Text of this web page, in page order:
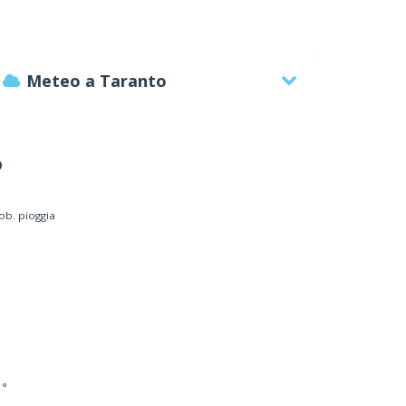
commercialisti - studi
Meteo a Taranto
pioggia